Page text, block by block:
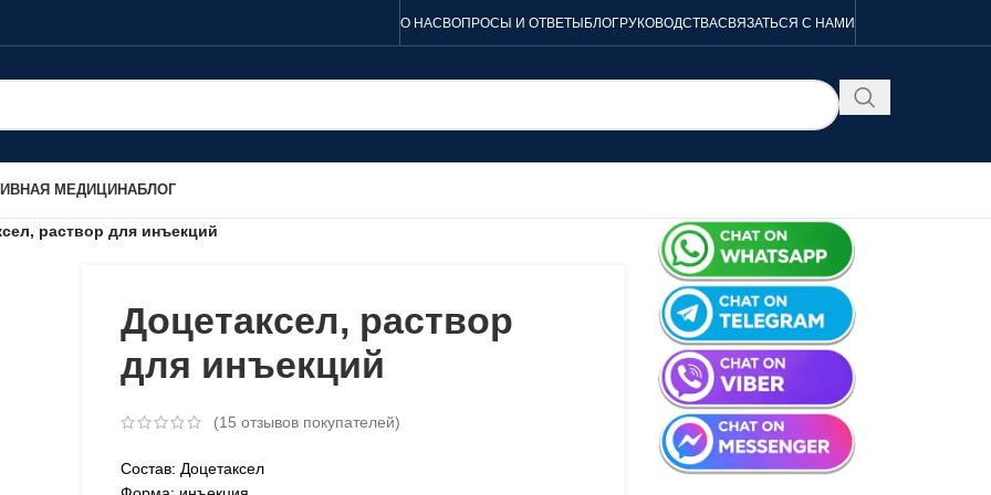
О НАСВОПРОСЫ И ОТВЕТЫБЛОГРУКОВОДСТВАСВЯЗАТЬСЯ С НАМИ
МЕДИЦИНАБЛОГ
раствор для инъекций
Доцетаксел, раствор
для инъекций
(15 отзывов покупателей)
Состав: Доцетаксел